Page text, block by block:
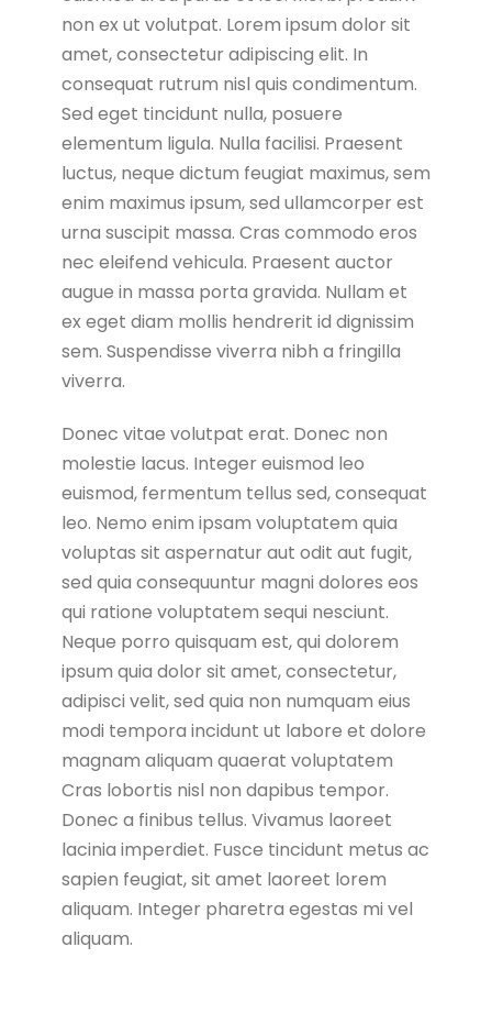
non ex ut volutpat. Lorem ipsum dolor sit
amet, consectetur adipiscing elit. In
consequat rutrum nisl quis condimentum.
Sed eget tincidunt nulla, posuere
elementum ligula. Nulla facilisi. Praesent
luctus, neque dictum feugiat maximus, sem
enim maximus ipsum, sed ullamcorper est
urna suscipit massa. Cras commodo eros
nec eleifend vehicula. Praesent auctor
augue in massa porta gravida. Nullam et
ex eget diam mollis hendrerit id dignissim
sem. Suspendisse viverra nibh a fringilla
viverra.
Donec vitae volutpat erat. Donec non
molestie lacus. Integer euismod leo
euismod, fermentum tellus sed, consequat
leo. Nemo enim ipsam voluptatem quia
voluptas sit aspernatur aut odit aut fugit,
sed quia consequuntur magni dolores eos
qui ratione voluptatem sequi nesciunt.
Neque porro quisquam est, qui dolorem
ipsum quia dolor sit amet, consectetur,
adipisci velit, sed quia non numquam eius
modi tempora incidunt ut labore et dolore
magnam aliquam quaerat voluptatem
Cras lobortis nisl non dapibus tempor.
Donec a finibus tellus. Vivamus laoreet
lacinia imperdiet. Fusce tincidunt metus ac
sapien feugiat, sit amet laoreet lorem
aliquam. Integer pharetra egestas mi vel
aliquam.